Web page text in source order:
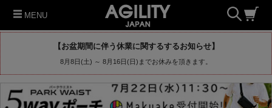
MENU
【お盆期間に伴う休業に関するするお知らせ】
8月8日(土) ～ 8月16日(日)までお休みを頂きます。